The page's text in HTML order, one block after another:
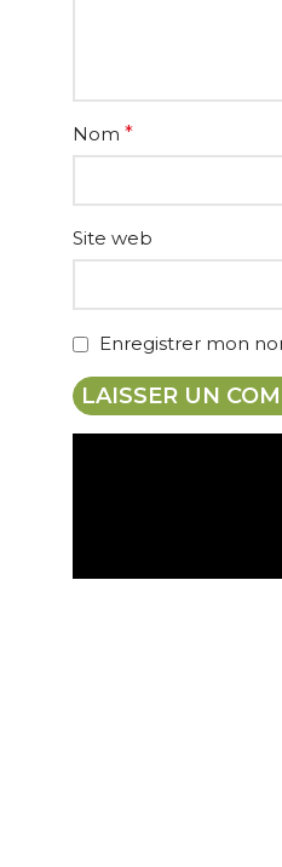
Nom *
Site web
Enregistrer mon